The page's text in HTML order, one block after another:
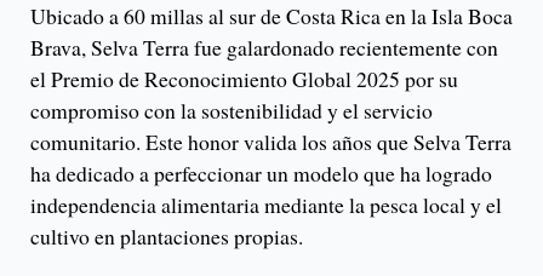
Ubicado a 60 millas al sur de Costa Rica en la Isla Boca
Brava, Selva Terra fue galardonado recientemente con
el Premio de Reconocimiento Global 2025 por su
compromiso con la sostenibilidad y el servicio
comunitario. Este honor valida los años que Selva Terra
ha dedicado a perfeccionar un modelo que ha logrado
independencia alimentaria mediante la pesca local y el
cultivo en plantaciones propias.